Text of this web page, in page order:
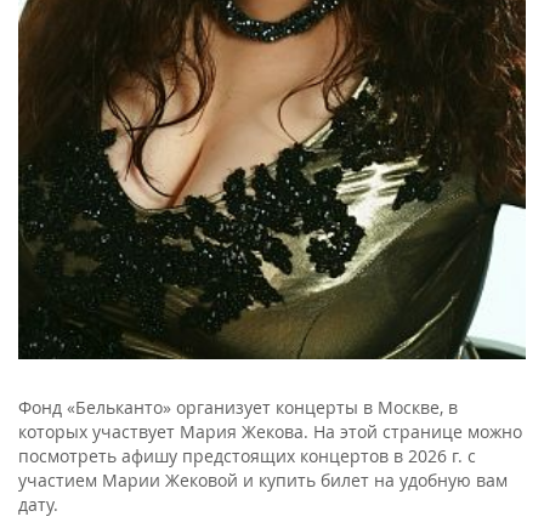
Фонд «Бельканто» организует концерты в Москве, в
которых участвует Мария Жекова. На этой странице можно
посмотреть афишу предстоящих концертов в 2026 г. с
участием Марии Жековой и купить билет на удобную вам
дату.